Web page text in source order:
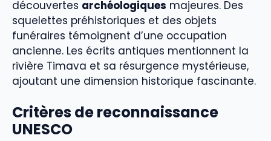
découvertes archéologiques majeures. Des
squelettes préhistoriques et des objets
funéraires témoignent d’une occupation
ancienne. Les écrits antiques mentionnent la
rivière Timava et sa résurgence mystérieuse,
ajoutant une dimension historique fascinante.
Critères de reconnaissance
UNESCO